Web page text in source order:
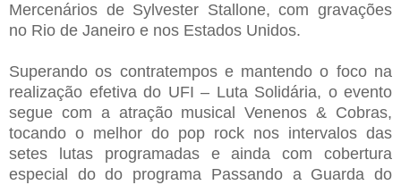
Mercenários de Sylvester Stallone, com gravações
no Rio de Janeiro e nos Estados Unidos.
Superando os contratempos e mantendo o foco na
realização efetiva do UFI – Luta Solidária, o evento
segue com a atração musical Venenos & Cobras,
tocando o melhor do pop rock nos intervalos das
setes lutas programadas e ainda com cobertura
especial do do programa Passando a Guarda do